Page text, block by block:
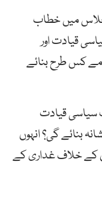
میں خطاب
قیادت اور
کس طرح بنائے
سیاسی قیادت
بنائے گی؟ انہوں
کے خلاف غداری کے